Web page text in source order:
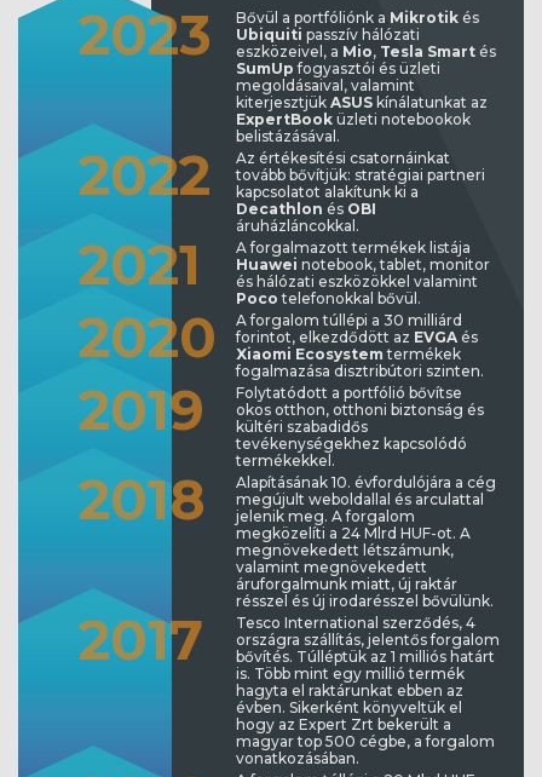
2023 Bővül a portfóliónk a Mikrotik és
Ubiquiti passzív hálózati
eszközeivel, a Mio, Tesla Smart és
SumUpfogyasztói és üzleti
megoldásaival, valamint
kiterjesztjük ASUS kínálatunkat az
ExpertBook üzleti notebookok
belistázásával.
2022
Az értékesítési csatornáinkat
tovább bővítjük: stratégiai partneri
kapcsolatot alakítunk ki a
Decathlon és OBI
áruházláncokkal.
2021
A forgalmazott termékek listája
Huawei notebook, tablet, monitor
és hálózati eszközökkel valamint
Pocotelefonokkal bővül.
2020
A forgalom túllépi a 30 milliárd
forintot, elkezdődött az EVGA és
Xiaomi Ecosystem termékek
fogalmazása disztribútori szinten.
2019
Folytatódott a portfólió bővítse
okos otthon, otthoni biztonság és
kültéri szabadidős
tevékenységekhez kapcsolódó
termékekkel.
2018
Alapításának 10. évfordulójára a cég
megújult weboldallal és arculattal
jelenik meg. A forgalom
megközelíti a 24 Mlrd HUF-ot. A
megnövekedett létszámunk,
valamint megnövekedett
áruforgalmunk miatt, új raktár
résszel és új irodarésszel bővülünk.
2017
Tesco International szerződés, 4
országra szállítás, jelentős forgalom
bővítés. Túlléptük az 1 milliós határt
is. Több mint egy millió termék
hagyta el raktárunkat ebben az
évben. Sikerként könyveltük el
hogy az Expert Zrt bekerült a
magyar top 500 cégbe, a forgalom
vonatkozásában.